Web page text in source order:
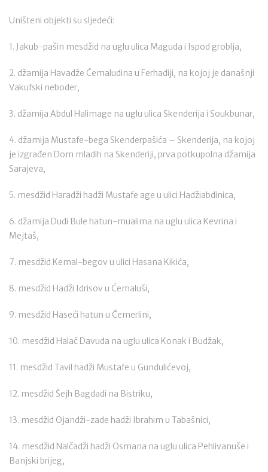
Uništeni objekti su sljedeći:
1. Jakub-pašin mesdžid na uglu ulica Maguda i Ispod groblja,
2. džamija Havadže Ćemaludina u Ferhadiji, na kojoj je današnji
Vakufski neboder,
3. džamija Abdul Halimage na uglu ulica Skenderija i Soukbunar,
4. džamija Mustafe-bega Skenderpašića – Skenderija, na kojoj
je izgrađen Dom mladih na Skenderiji, prva potkupolna džamija
Sarajeva,
5. mesdžid Haradži hadži Mustafe age u ulici Hadžiabdinica,
6. džamija Dudi Bule hatun-mualima na uglu ulica Kevrina i
Mejtaš,
7. mesdžid Kemal-begov u ulici Hasana Kikića,
8. mesdžid Hadži Idrisov u Ćemaluši,
9. mesdžid Haseći hatun u Čemerlini,
10. mesdžid Halač Davuda na uglu ulica Konak i Budžak,
11. mesdžid Tavil hadži Mustafe u Gundulićevoj,
12. mesdžid Šejh Bagdadi na Bistriku,
13. mesdžid Ojandži-zade hadži Ibrahim u Tabašnici,
14. mesdžid Nalčadži hadži Osmana na uglu ulica Pehlivanuše i
Banjski brijeg,